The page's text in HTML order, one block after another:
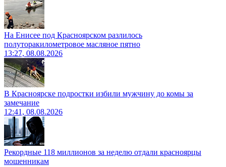
На Енисее под Красноярском разлилось
полуторакилометровое масляное пятно
13:27, 08.08.2026
В Красноярске подростки избили мужчину до комы за
замечание
12:41, 08.08.2026
Рекордные 118 миллионов за неделю отдали красноярцы
мошенникам